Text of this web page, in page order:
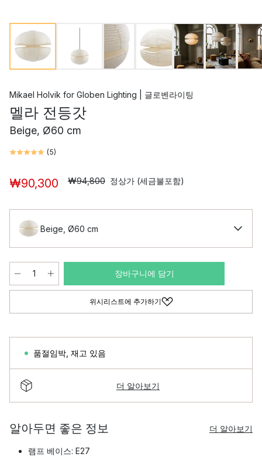
Mikael Holvik for Globen Lighting | 글로벤라이팅
멜라 전등갓
Beige, Ø60 cm
(5)
₩90,300 ₩94,800 정상가 (세금불포함)
Beige, Ø60 cm
장바구니에 담기
위시리스트에 추가하기
품절임박 재고 있음
더 알아보기
알아두면 좋은 정보 더 알아보기
램프 베이스: E27